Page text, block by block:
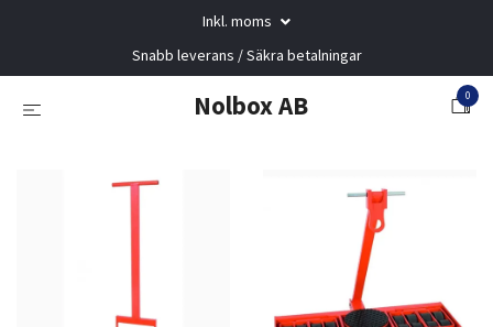
Inkl. moms
Snabb leverans / Säkra betalningar
Nolbox AB 0